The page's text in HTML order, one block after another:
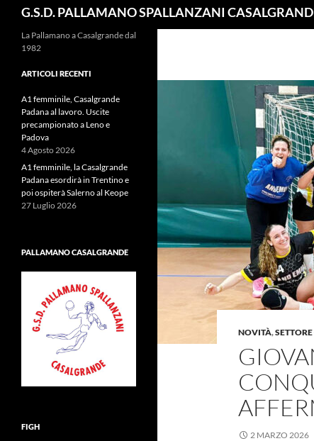
G.S.D. PALLAMANO SPALLANZANI
NOVITÀ,
2 MARZO 2026
La Pallamano a Casalgrande dal
1982
ARTICOLI RECENTI
A1 femminile, Casalgrande
Padana al lavoro. Uscite
precampionato a Leno e
Padova
4 Agosto 2026
A1 femminile, la Casalgrande
Padana esordirà in Trentino e
poi ospiterà Salerno al Keope
27 Luglio 2026
PALLAMANO CASALGRANDE
FIGH